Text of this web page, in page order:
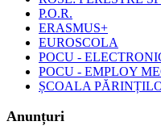
P.O.R.
ERASMUS+
EUROSCOLA
POCU -
POCU - EMPLOY
ȘCOALA
Anunțuri